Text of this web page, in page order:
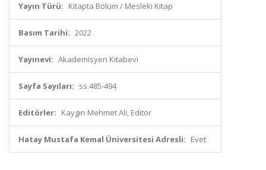
Yayın Türü: Kitapta Bölüm / Mesleki Kitap
Basım Tarihi: 2022
Yayınevi: Akademisyen Kitabevi
Sayfa Sayıları: ss.485-494
Editörler: Kaygın Mehmet Ali, Editör
Hatay Mustafa Kemal Üniversitesi Adresli: Evet